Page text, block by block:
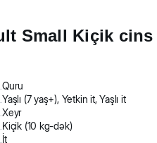
Small Kiçik
Quru
Yaşlı (7 yaş+), Yetkin it, Yaşlı it
Xeyr
Kiçik (10 kg-dək)
İt